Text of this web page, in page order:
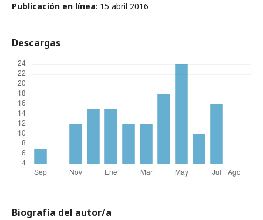
Publicación en línea: 15 abril 2016
Descargas
Biografía del autor/a